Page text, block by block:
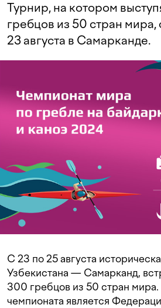
Турнир, на котором
гребцов из 50 стран мира,
23 августа в Самарканде.
С 23 по 25 августа
Узбекистана — Самарканд,
300 гребцов из 50 стран
чемпионата является